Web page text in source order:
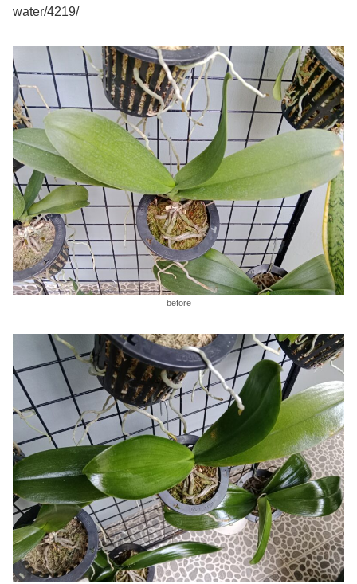
water/4219/
before